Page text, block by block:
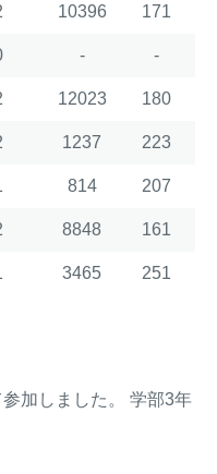
10396 171
- -
12023 180
1237 223
814 207
8848 161
3465 251
加しました。 学部3年